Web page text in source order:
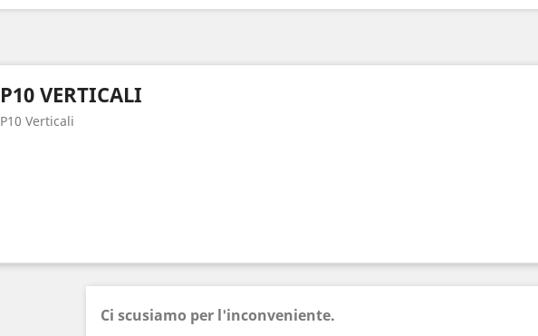
P10 VERTICALI
P10 Verticali
Ci scusiamo per l'inconveniente.